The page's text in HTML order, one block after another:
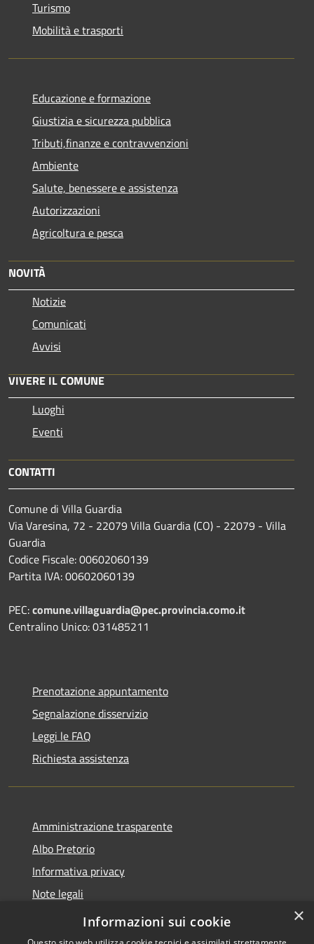
Turismo
Mobilità e trasporti
Educazione e formazione
Giustizia e sicurezza pubblica
Tributi,finanze e contravvenzioni
Ambiente
Salute, benessere e assistenza
Autorizzazioni
Agricoltura e pesca
NOVITÀ
Notizie
Comunicati
Avvisi
VIVERE IL COMUNE
Luoghi
Eventi
CONTATTI
Comune di Villa Guardia
Via Varesina, 72 - 22079 Villa Guardia (CO) - 22079 - Villa
Guardia
Codice Fiscale: 00602060139
Partita IVA: 00602060139
PEC:comune.villaguardia@pec.provincia.como.it
Centralino Unico: 031485211
Prenotazione appuntamento
Segnalazione disservizio
Leggi le FAQ
Richiesta assistenza
Amministrazione trasparente
Albo Pretorio
Informativa privacy
Note legali
Dichiarazione di accessibilità
×
Informazioni sui cookie